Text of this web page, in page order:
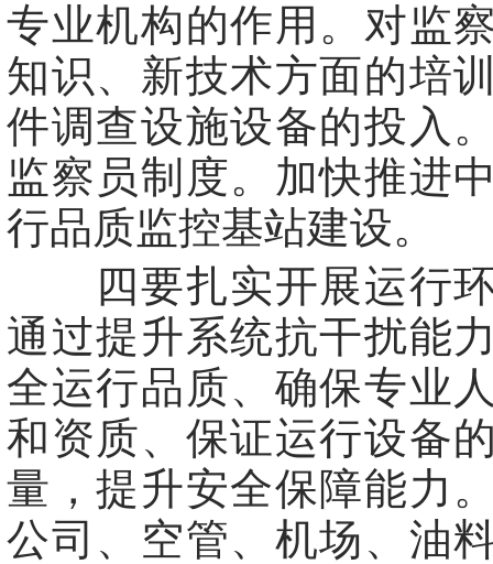
专业机构的作用。对监
知识、新技术方面的培
件调查设施设备的投入
监察员制度。加快推进
行品质监控基站建设。
四要扎实开展运行环
通过提升系统抗干扰能
全运行品质、确保专业
和资质、保证运行设备
量，提升安全保障能力
公司、空管、机场、油